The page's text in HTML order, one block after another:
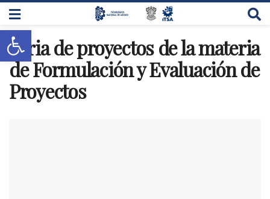
Feria de proyectos de la materia
de Formulación y Evaluación de
Proyectos
Abrir barra de herramientas